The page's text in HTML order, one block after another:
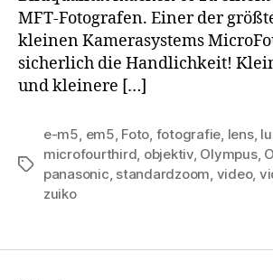
MFT-Fotografen. Einer der
kleinen Kamerasystems
sicherlich die Handlichkeit!
und kleinere […]
Schlagwörter
e-m5, em5, Foto, fotografie, lens,
microfourthird, objektiv, Olympus,
panasonic, standardzoom, video,
zuiko